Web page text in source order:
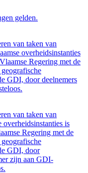
gelden.
van taken van
overheidsinstanties
Regering met de
GDI, door deelnemers
van taken van
overheidsinstanties is
Regering met de
GDI, door
zijn aan GDI-